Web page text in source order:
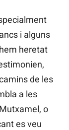
i alguns
heretat
de les
a les
o
es veu